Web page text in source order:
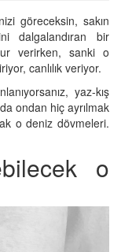
göreceksin, sakın
dalgalandıran bir
verirken, sanki o
canlılık veriyor.
yaz-kış
ondan hiç ayrılmak
o deniz dövmeleri.
o